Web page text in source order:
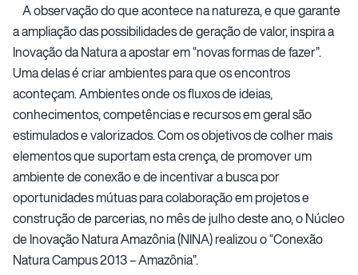
A observação do que acontece na natureza, e que garante
a ampliação das possibilidades de geração de valor, inspira a
Inovação da Natura a apostar em “novas formas de fazer”.
Uma delas é criar ambientes para que os encontros
aconteçam. Ambientes onde os fluxos de ideias,
conhecimentos, competências e recursos em geral são
estimulados e valorizados. Com os objetivos de colher mais
elementos que suportam esta crença, de promover um
ambiente de conexão e de incentivar a busca por
oportunidades mútuas para colaboração em projetos e
construção de parcerias, no mês de julho deste ano, o Núcleo
de Inovação Natura Amazônia (NINA) realizou o “Conexão
Natura Campus 2013 – Amazônia”.